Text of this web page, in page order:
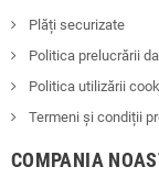
Plăți securizate
Politica prelucrării
Politica utilizării
Termeni și condiții
COMPANIA